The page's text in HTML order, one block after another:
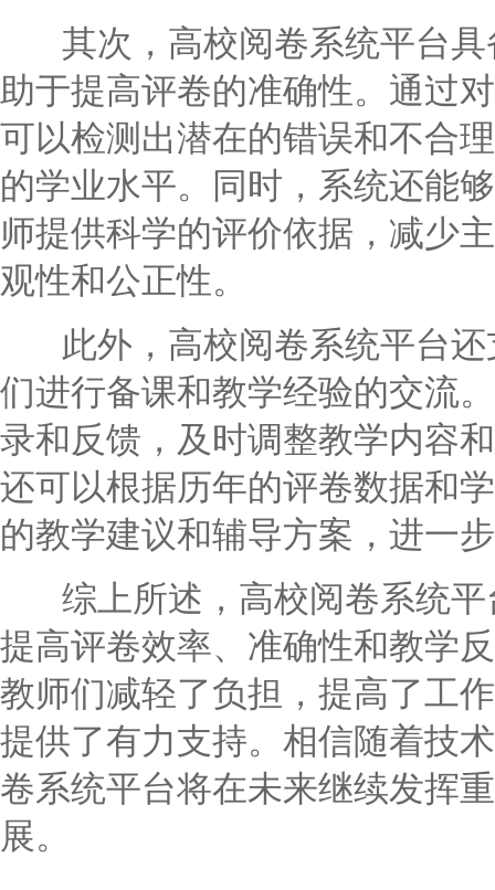
其次，高校阅卷系统平台具
助于提高评卷的准确性。通过
可以检测出潜在的错误和不合
的学业水平。同时，系统还能
师提供科学的评价依据，减少
观性和公正性。
此外，高校阅卷系统平台还
们进行备课和教学经验的交流
录和反馈，及时调整教学内容
还可以根据历年的评卷数据和
的教学建议和辅导方案，进一
综上所述，高校阅卷系统平
提高评卷效率、准确性和教学
教师们减轻了负担，提高了工
提供了有力支持。相信随着技
卷系统平台将在未来继续发挥
展。